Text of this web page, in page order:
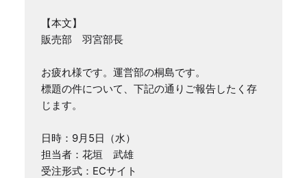
【本文】
販売部　羽宮部長
お疲れ様です。運営部の桐島です。
標題の件について、下記の通りご報告したく存
じます。
日時：9月5日（水）
担当者：花垣　武雄
受注形式：ECサイト